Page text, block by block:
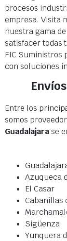
procesos
empresa. Visita
nuestra gama
satisfacer todas
FIC Suministros
con soluciones
Entre los
somos
Guadalajarase
Azuqueca
El Casar
Cabanillas
Sigüenza
Yunquera